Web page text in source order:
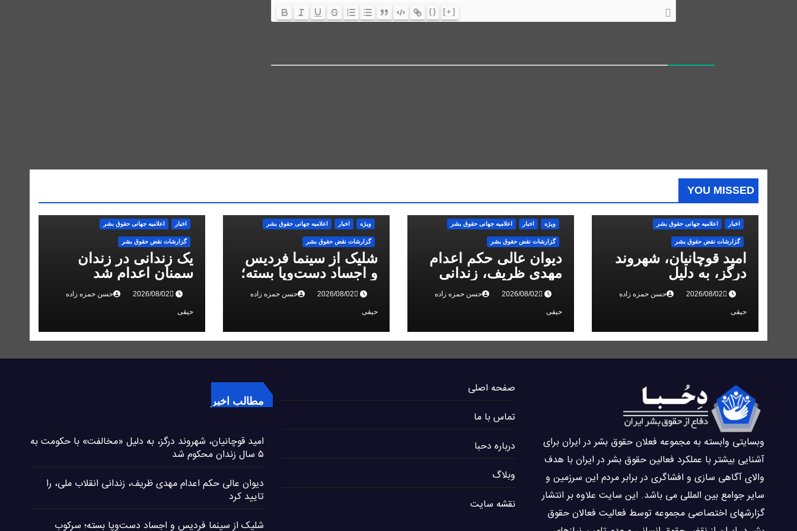
{} [+]
YOU MISSED
اخبار اعلاميه جهانی حقوق بشر
گزارشات نقض حقوق بشر
امید قوچانیان، شهروند
درگز، به دلیل
«مخالفت» با حکومت به
۵ سال زندان محکوم
شد
حسن حمزه زاده
حیقی
ویژه اخبار اعلاميه جهانی حقوق بشر
گزارشات نقض حقوق بشر
دیوان عالی حکم اعدام
مهدی ظریف، زندانی
انقلاب ملی، را تایید کرد
حسن حمزه زاده
حیقی
ویژه اخبار اعلاميه جهانی حقوق بشر
گزارشات نقض حقوق بشر
شلیک از سینما فردیس
و اجساد دست‌وپا بسته؛
سرکوب انقلاب ملی در
البرز
حسن حمزه زاده
حیقی
اخبار اعلاميه جهانی حقوق بشر
گزارشات نقض حقوق بشر
یک زندانی در زندان
سمنان اعدام شد
حسن حمزه زاده
حیقی
وبسايتى وابسته به مجموعه فعلان حقوق بشر در ایران برای
آشنایی بيشتر با عملکرد فعالین حقوق بشر در ایران با هدف
والاى آگاهى سازی و افشاگرى در برابر مردم این سرزمین و
ساير جوامع بین المللى می باشد. این سایت علاوه بر انتشار
گزارشهای اختصاصی مجموعه توسط فعاليت فعالان حقوق
صفحه اصلی
تماس با ما
درباره دحبا
وبلاگ
نقشه سایت
مطالب اخیر
امید قوچانیان، شهروند درگز، به دلیل «مخالفت» با حکومت به
۵ سال زندان محکوم شد
دیوان عالی حکم اعدام مهدی ظریف، زندانی انقلاب ملی، را
تایید کرد
شلیک از سینما فردیس و اجساد دست‌وپا بسته؛ سرکوب